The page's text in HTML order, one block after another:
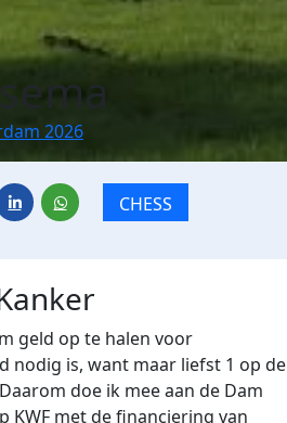
2026
CHESS
geld op te halen voor
nodig is, want maar liefst 1 op de
doe ik mee aan de Dam
KWF met de financiering van